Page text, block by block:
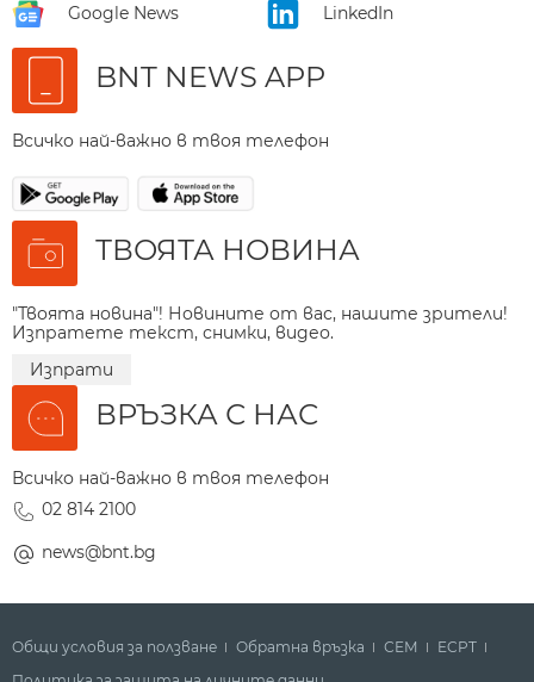
Google News LinkedIn
BNT NEWS APP
Всичко най-важно в твоя телефон
ТВОЯТА НОВИНА
"Твоята новина"! Новините от вас, нашите зрители!
Изпратете текст, снимки, видео.
Изпрати
ВРЪЗКА С НАС
Всичко най-важно в твоя телефон
02 814 2100
news@bnt.bg
Общи условия за ползване Обратна връзка СЕМ
ECPT